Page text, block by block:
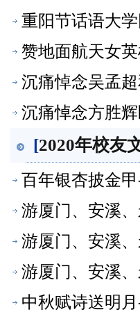
重阳节话语大
赞地面航天女
沉痛悼念吴孟
沉痛悼念方胜
[2020年校友
百年银杏披金
游厦门、安溪
游厦门、安溪
游厦门、安溪
中秋赋诗送明